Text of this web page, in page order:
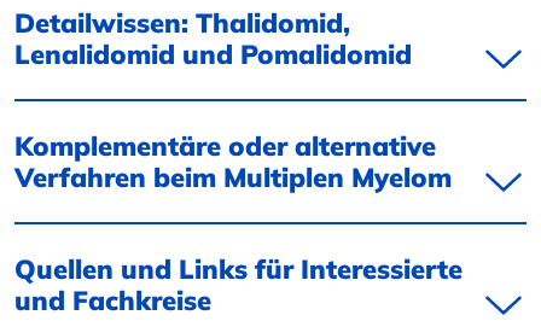
Detailwissen: Thalidomid,
Lenalidomid und Pomalidomid
Komplementäre oder alternative
Verfahren beim Multiplen Myelom
Quellen und Links für Interessierte
und Fachkreise